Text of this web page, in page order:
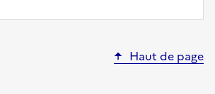
Haut de page